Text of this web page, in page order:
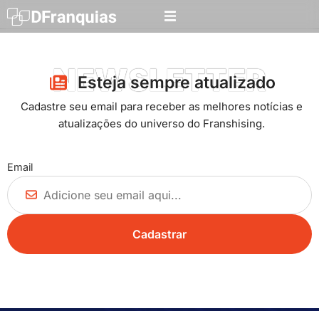
NEWSLETTER
Esteja sempre atualizado​
Cadastre seu email para receber as melhores notícias e
atualizações do universo do Franshising.
Email